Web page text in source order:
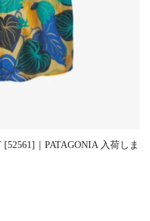
[52561]｜PATAGONIA 入荷しま